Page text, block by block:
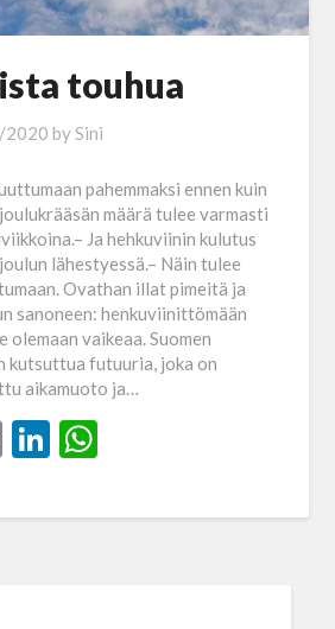
touhua
2020 bySini
pahemmaksi ennen kuin
määrä tulee varmasti
Ja hehkuviinin kulutus
lähestyessä.– Näin tulee
Ovathan illat pimeitä ja
sanoneen: henkuviinittömään
olemaan vaikeaa. Suomen
kutsuttua futuuria, joka on
aikamuoto ja…
EmailLinkedIn